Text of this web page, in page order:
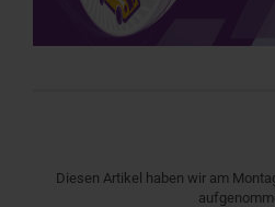
Diesen Artikel haben wir am